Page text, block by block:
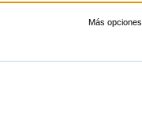
Más opciones